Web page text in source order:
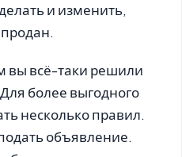
и изменить,
вы всё-таки решили
более выгодного
несколько правил.
объявление.